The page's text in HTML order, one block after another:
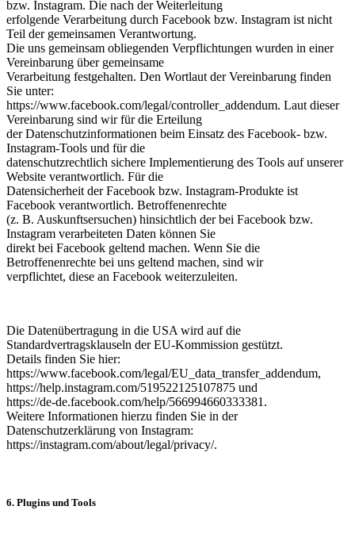
bzw. Instagram. Die nach der Weiterleitung
erfolgende Verarbeitung durch Facebook bzw. Instagram ist nicht
Teil der gemeinsamen Verantwortung.
Die uns gemeinsam obliegenden Verpflichtungen wurden in einer
Vereinbarung über gemeinsame
Verarbeitung festgehalten. Den Wortlaut der Vereinbarung finden
Sie unter:
https://www.facebook.com/legal/controller_addendum. Laut dieser
Vereinbarung sind wir für die Erteilung
der Datenschutzinformationen beim Einsatz des Facebook- bzw.
Instagram-Tools und für die
datenschutzrechtlich sichere Implementierung des Tools auf unserer
Website verantwortlich. Für die
Datensicherheit der Facebook bzw. Instagram-Produkte ist
Facebook verantwortlich. Betroffenenrechte
(z. B. Auskunftsersuchen) hinsichtlich der bei Facebook bzw.
Instagram verarbeiteten Daten können Sie
direkt bei Facebook geltend machen. Wenn Sie die
Betroffenenrechte bei uns geltend machen, sind wir
verpflichtet, diese an Facebook weiterzuleiten.
Die Datenübertragung in die USA wird auf die
Standardvertragsklauseln der EU-Kommission gestützt.
Details finden Sie hier:
https://www.facebook.com/legal/EU_data_transfer_addendum,
https://help.instagram.com/519522125107875 und
https://de-de.facebook.com/help/566994660333381.
Weitere Informationen hierzu finden Sie in der
Datenschutzerklärung von Instagram:
https://instagram.com/about/legal/privacy/.
6. Plugins und Tools